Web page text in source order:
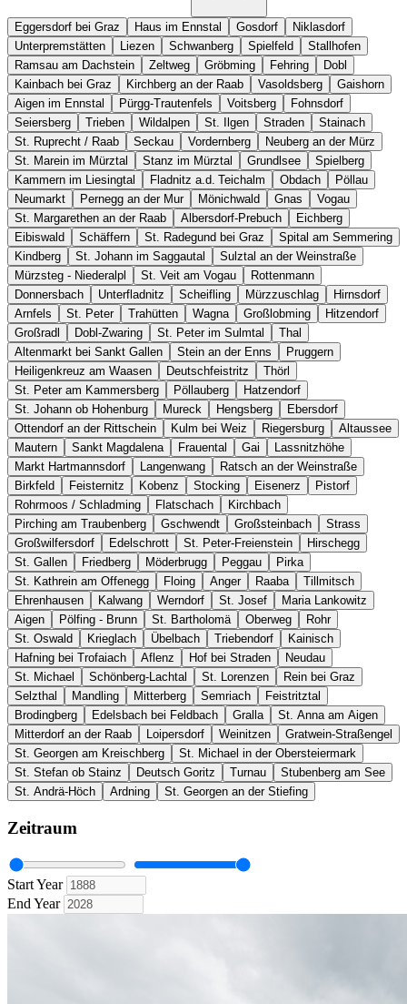
Eggersdorf bei Graz Haus im Ennstal Gosdorf
Niklasdorf
Unterpremstätten
Liezen Schwanberg Spielfeld
Stallhofen
Ramsau am Dachstein
Zeltweg Gröbming Fehring
Dobl
Kainbach bei Graz
Kirchberg an der Raab Vasoldsberg
Gaishorn
Aigen im Ennstal
Pürgg-Trautenfels Voitsberg
Fohnsdorf
Seiersberg
Trieben Wildalpen St. Ilgen Straden
Stainach
St. Ruprecht / Raab
Seckau Vordernberg
Neuberg an der Mürz
St. Marein im Mürztal
Stanz im Mürztal Grundlsee
Spielberg
Kammern im Liesingtal
Fladnitz a.d. Teichalm Obdach
Pöllau
Neumarkt
Pernegg an der Mur Mönichwald Gnas
Vogau
St. Margarethen an der Raab
Albersdorf-Prebuch
Eichberg
Eibiswald
Schäffern St. Radegund bei Graz
Spital am Semmering
Kindberg
St. Johann im Saggautal
Sulztal an der Weinstraße
Mürzsteg - Niederalpl
St. Veit am Vogau
Rottenmann
Donnersbach
Unterfladnitz Scheifling Mürzzuschlag
Hirnsdorf
Arnfels
St. Peter Trahütten Wagna Großlobming
Hitzendorf
Großradl
Dobl-Zwaring St. Peter im Sulmtal
Thal
Altenmarkt bei Sankt Gallen
Stein an der Enns
Pruggern
Heiligenkreuz am Waasen
Deutschfeistritz
Thörl
St. Peter am Kammersberg
Pöllauberg
Hatzendorf
St. Johann ob Hohenburg
Mureck Hengsberg
Ebersdorf
Ottendorf an der Rittschein
Kulm bei Weiz Riegersburg
Altaussee
Mautern
Sankt Magdalena Frauental Gai
Lassnitzhöhe
Markt Hartmannsdorf
Langenwang
Ratsch an der Weinstraße
Birkfeld
Feisternitz Kobenz Stocking Eisenerz
Pistorf
Rohrmoos / Schladming
Flatschach
Kirchbach
Pirching am Traubenberg
Gschwendt Großsteinbach
Strass
Großwilfersdorf
Edelschrott St. Peter-Freienstein
Hirschegg
St. Gallen
Friedberg Möderbrugg Peggau
Pirka
St. Kathrein am Offenegg
Floing Anger Raaba
Tillmitsch
Ehrenhausen
Kalwang Werndorf St. Josef
Maria Lankowitz
Aigen
Pölfing - Brunn St. Bartholomä Oberweg
Rohr
St. Oswald
Krieglach Übelbach Triebendorf
Kainisch
Hafning bei Trofaiach
Aflenz Hof bei Straden
Neudau
St. Michael
Schönberg-Lachtal St. Lorenzen
Rein bei Graz
Selzthal
Mandling Mitterberg Semriach
Feistritztal
Brodingberg
Edelsbach bei Feldbach Gralla
St. Anna am Aigen
Mitterdorf an der Raab
Loipersdorf Weinitzen
Gratwein-Straßengel
St. Georgen am Kreischberg
St. Michael in der Obersteiermark
St. Stefan ob Stainz
Deutsch Goritz Turnau
Stubenberg am See
St. Andrä-Höch
Ardning St. Georgen an der Stiefing
Zeitraum
Start Year
End Year